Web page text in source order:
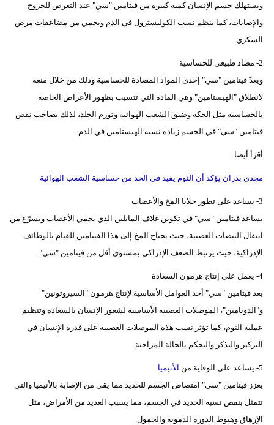
ويستهلك جسم الإنسان كمية كبيرة من فيتامين "سي" عند التعرض للجروح
والإصابات، كما ينظم نسب الكوليسترول في الدم ويحمي من مضاعفات مرض
السكري.
2- مضاد طبيعي للحساسية
ويعدّ فيتامين "سي" إحدى المواد المضادة للحساسية وذلك من خلال منعه
لانطلاق "الهيستامين" وهي المادة التي تتسبب بظهور الأعراض الخاصة
بالحساسية مثل الحكة وضيق الشعب الهوائية وتورم الجلد، لذلك يصاحب نقص
فيتامين "سي" في الجسم زيادة نسبة الهيستامين في الدم.
أقرأ أيضا :
مجدي بدران يؤكد أن الثوم يفيد في الحد من حساسية الشعب الهوائية
3- يساعد على تطور خلايا المخ والأعصاب
يساعد فيتامين "سي" في تكوين غلاف المايلين الذي يحمي الأعصاب ويسرّع من
انتقال النبضات العصبية، حيث يحتاج المخ إلى هذا الفيتامين للقيام بالوظائف
الإدراكية، حيث يرتبط الضعف الإدراكي بمستوى أقل من فيتامين "سي".
4- يعمل على إنتاج هرمون السعادة
يعد فيتامين "سي" أحد العوامل الأساسية لإنتاج هرمون "السيروتونين"
و"الدوبامين"، الموصلات العصبية الأساسية لشعور الإنسان بالسعادة وتنظيم
عملية النوم، كما تؤثر نسب هذه الموصلات العصبية على قدرة الإنسان في
التركيز والتذكر والتحكم بالحالة المزاجية.
5- يساعد على الوقاية من
الأنيميا
يعزز فيتامين "سي" امتصاص الجسم للحديد مما يقي من الإصابة بالأنيميا والتي
تتمثل بنقص نسبة الحديد في الجسم، مما يسبب العديد من الأمراض، مثل
الإرهاق وهبوط الدورة الدموية والخمول.